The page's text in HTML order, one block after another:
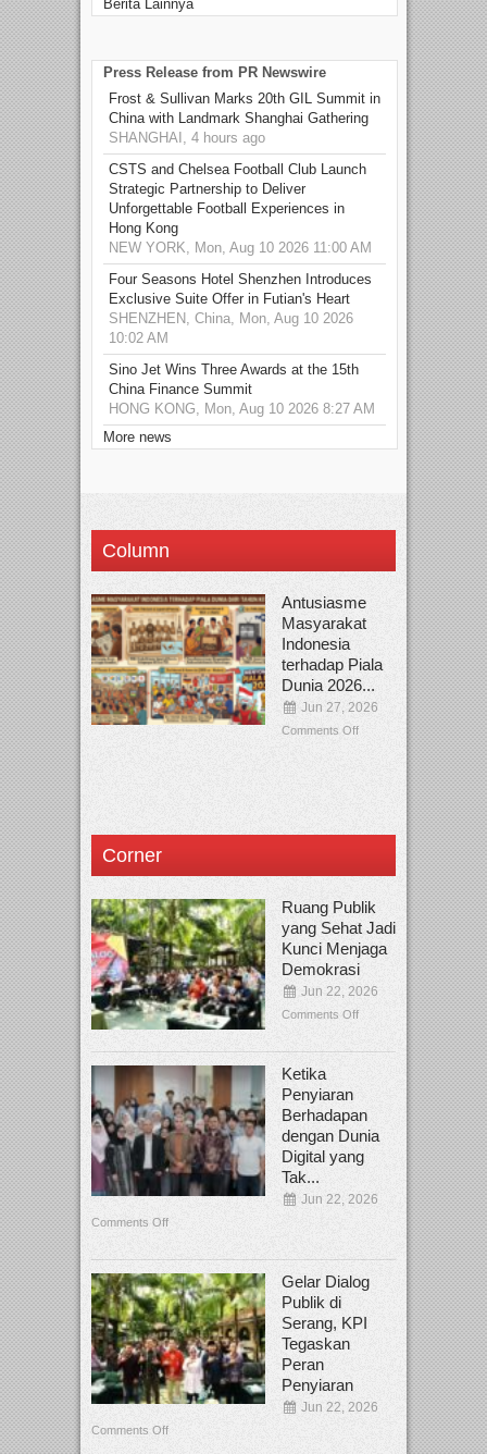
Berita Lainnya
Press Release from PR Newswire
Frost & Sullivan Marks 20th GIL Summit in
China with Landmark Shanghai Gathering
SHANGHAI, 4 hours ago
CSTS and Chelsea Football Club Launch
Strategic Partnership to Deliver
Unforgettable Football Experiences in
Hong Kong
NEW YORK, Mon, Aug 10 2026 11:00 AM
Four Seasons Hotel Shenzhen Introduces
Exclusive Suite Offer in Futian's Heart
SHENZHEN, China, Mon, Aug 10 2026
10:02 AM
Sino Jet Wins Three Awards at the 15th
China Finance Summit
HONG KONG, Mon, Aug 10 2026 8:27 AM
More news
Column
Antusiasme
Masyarakat
Indonesia
terhadap Piala
Dunia 2026...
Jun 27, 2026
Comments Off
Corner
Ruang Publik
yang Sehat Jadi
Kunci Menjaga
Demokrasi
Jun 22, 2026
Comments Off
Ketika
Penyiaran
Berhadapan
dengan Dunia
Digital yang
Tak...
Jun 22, 2026
Comments Off
Gelar Dialog
Publik di
Serang, KPI
Tegaskan
Peran
Penyiaran
Jun 22, 2026
Comments Off